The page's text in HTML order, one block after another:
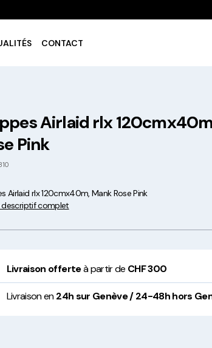
Gobelets à
en Europe
CONTACT
Airlaid rlx
Pink
Airlaid rlx 120cmx40m, Mank Rose Pink
descriptif complet
Livraison offerteà partir de CHF 300
Livraison en24h sur Genève / 24-48h hors